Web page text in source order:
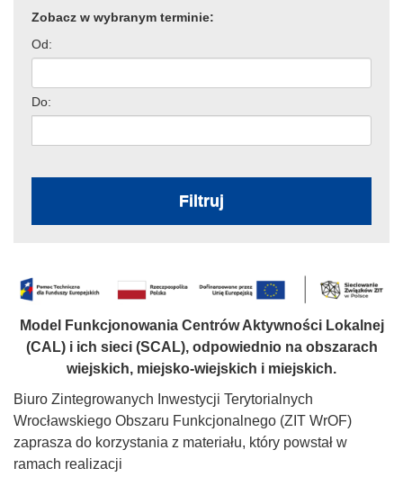
Zobacz w wybranym terminie:
Od:
Do:
Filtruj
Model Funkcjonowania Centrów Aktywności Lokalnej
(CAL) i ich sieci (SCAL), odpowiednio na obszarach
wiejskich, miejsko-wiejskich i miejskich.
Biuro Zintegrowanych Inwestycji Terytorialnych
Wrocławskiego Obszaru Funkcjonalnego (ZIT WrOF)
zaprasza do korzystania z materiału, który powstał w
ramach realizacji